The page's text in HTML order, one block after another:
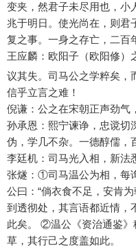
变夹，然君子未尽用也，小
兆于明日。使光尚在，则君
复之事。一身之存亡，二百
王应麟：欧阳子（欧阳修）
议其失。司马公之学粹矣，
信乎立言之难！
倪谦：公之在宋朝正声劲气
孙承恩：熙宁谏诤，忠谠切
伪，学几不杂。一德醇儒，
李廷机：司马光入相，新法
张燧：①司马温公为相，每
公曰：“倘衣食不足，安肯
到透彻处，其言语都近情，
此矣。 ②温公《资治通鉴》
草，其行己之度盖如此。